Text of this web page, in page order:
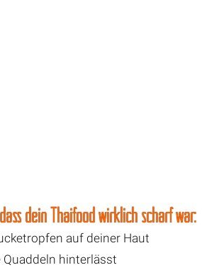
dein Thaifood wirklich scharf war:
auf deiner Haut
hinterlässt